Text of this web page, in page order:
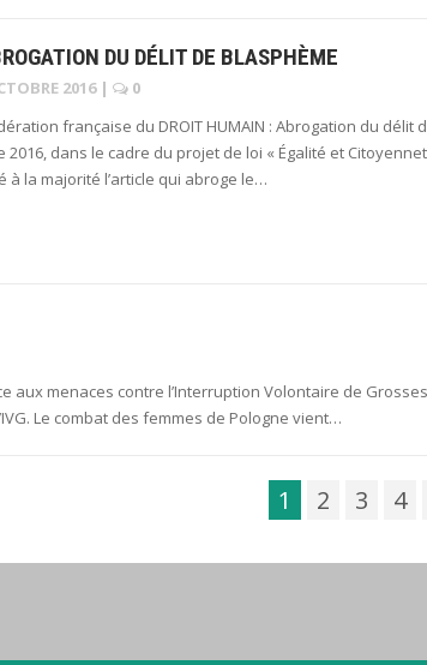
DU DÉLIT DE BLASPHÈME
2016 |
0
française du DROIT HUMAIN : Abrogation du délit
2016, dans le cadre du projet de loi « Égalité et
la majorité l’article qui abroge le…
aux menaces contre l’Interruption Volontaire de
Le combat des femmes de Pologne vient…
1 2 3 4